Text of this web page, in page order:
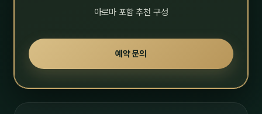
아로마 포함 추천 구성
예약 문의